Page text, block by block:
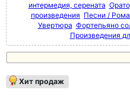
интермедия, серената
произведения Песни /
Увертюра Фортепьяно
Произведения
Хит продаж